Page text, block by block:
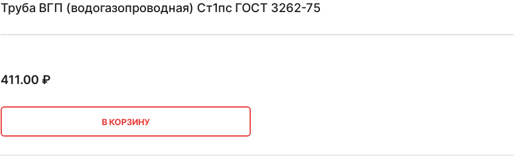
Труба ВГП (водогазопроводная) Ст1пс ГОСТ 3262-75
411.00₽
В КОРЗИНУ